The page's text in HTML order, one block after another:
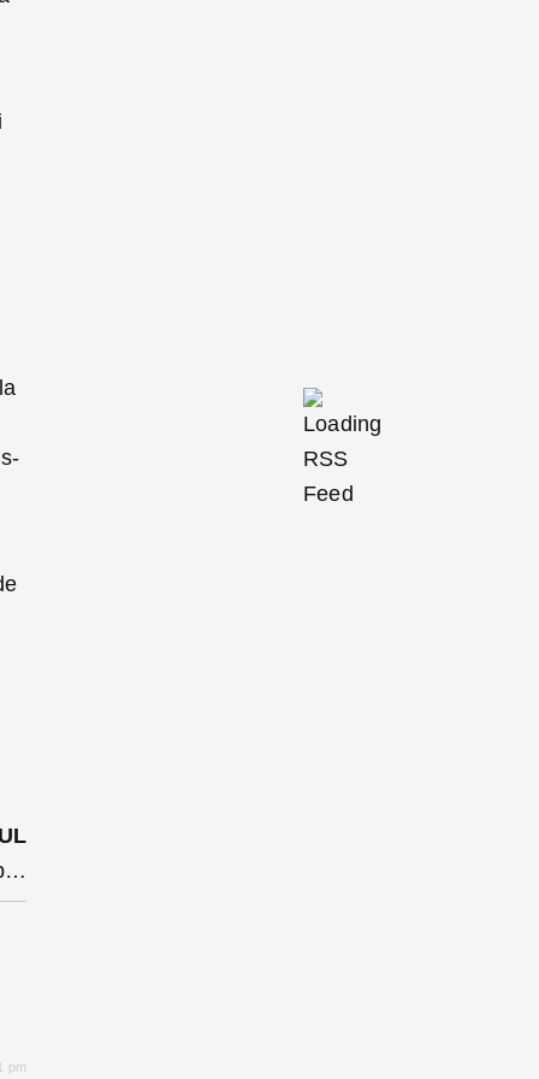
Robert Sighiartău recomandări pentru liderul PSD după eșecul din Parlament: ”o demisie de onoare s-ar impune”
pm